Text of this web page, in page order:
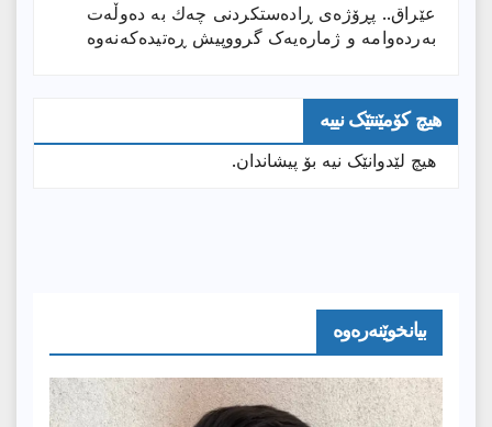
عێراق.. پڕۆژەی ڕادەستكردنی چەك بە دەوڵەت
بەردەوامە و ژمارەیەک گرووپیش ڕەتیدەکەنەوە
هیچ کۆمێنتێک نییە
هیچ لێدوانێک نیە بۆ پیشاندان.
بیانخوێنەرەوە